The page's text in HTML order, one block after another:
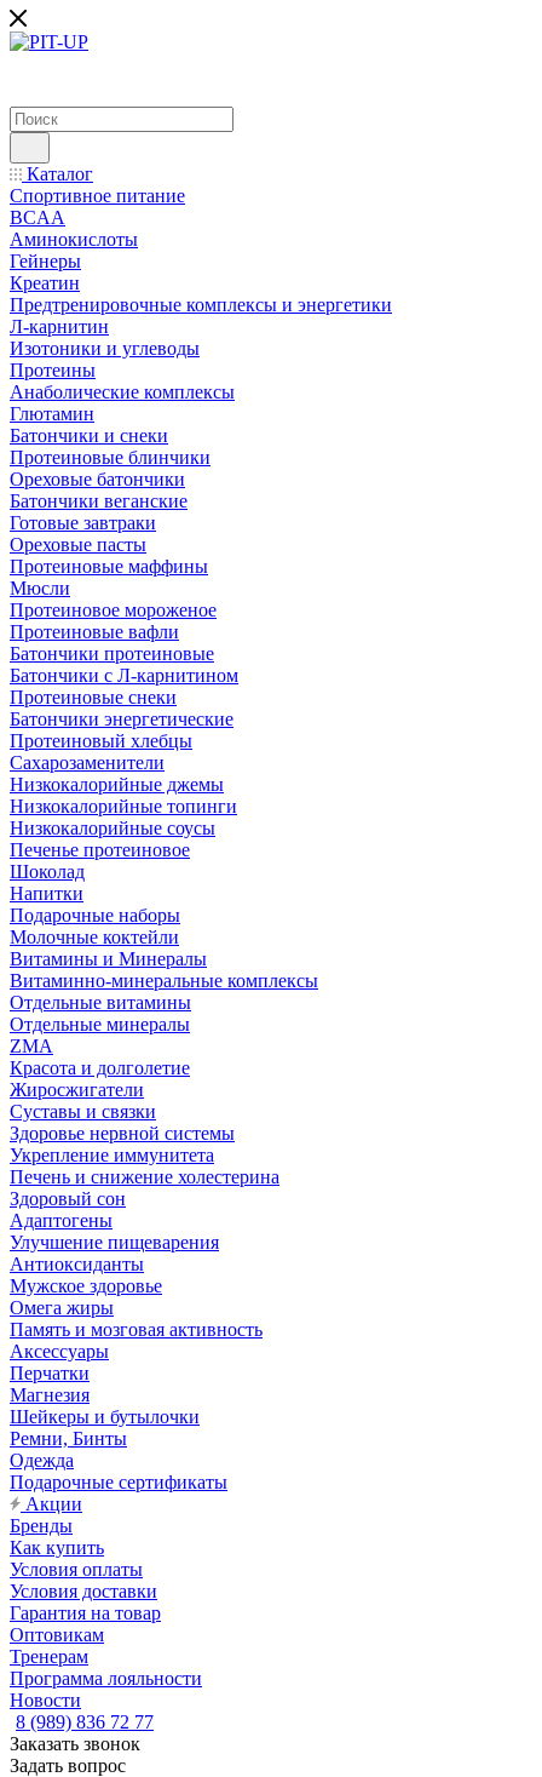
Каталог
Спортивное питание
BCAA
Аминокислоты
Гейнеры
Креатин
Предтренировочные комплексы и энергетики
Л-карнитин
Изотоники и углеводы
Протеины
Анаболические комплексы
Глютамин
Батончики и снеки
Протеиновые блинчики
Ореховые батончики
Батончики веганские
Готовые завтраки
Ореховые пасты
Протеиновые маффины
Мюсли
Протеиновое мороженое
Протеиновые вафли
Батончики протеиновые
Батончики с Л-карнитином
Протеиновые снеки
Батончики энергетические
Протеиновый хлебцы
Сахарозаменители
Низкокалорийные джемы
Низкокалорийные топинги
Низкокалорийные соусы
Печенье протеиновое
Шоколад
Напитки
Подарочные наборы
Молочные коктейли
Витамины и Минералы
Витаминно-минеральные комплексы
Отдельные витамины
Отдельные минералы
ZMA
Красота и долголетие
Жиросжигатели
Суставы и связки
Здоровье нервной системы
Укрепление иммунитета
Печень и снижение холестерина
Здоровый сон
Адаптогены
Улучшение пищеварения
Антиоксиданты
Мужское здоровье
Омега жиры
Память и мозговая активность
Аксессуары
Перчатки
Магнезия
Шейкеры и бутылочки
Ремни, Бинты
Одежда
Подарочные сертификаты
Акции
Бренды
Как купить
Условия оплаты
Условия доставки
Гарантия на товар
Оптовикам
Тренерам
Программа лояльности
Новости
8 (989) 836 72 77
Заказать звонок
Задать вопрос